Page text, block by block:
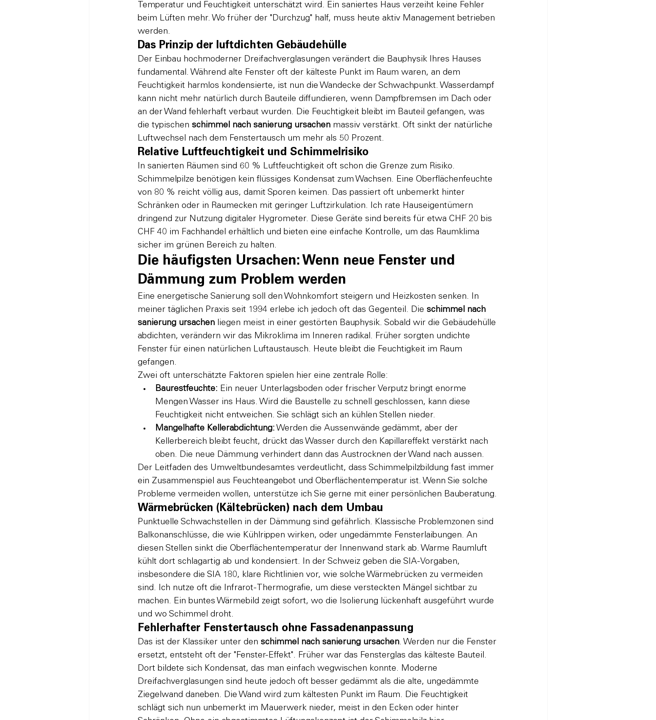
Temperatur und Feuchtigkeit unterschätzt wird. Ein saniertes Haus verzeiht keine Fehler
beim Lüften mehr. Wo früher der "Durchzug" half, muss heute aktiv Management betrieben
werden.
Das Prinzip der luftdichten Gebäudehülle
Der Einbau hochmoderner Dreifachverglasungen verändert die Bauphysik Ihres Hauses
fundamental. Während alte Fenster oft der kälteste Punkt im Raum waren, an dem
Feuchtigkeit harmlos kondensierte, ist nun die Wandecke der Schwachpunkt. Wasserdampf
kann nicht mehr natürlich durch Bauteile diffundieren, wenn Dampfbremsen im Dach oder
an der Wand fehlerhaft verbaut wurden. Die Feuchtigkeit bleibt im Bauteil gefangen, was
die typischen schimmel nach sanierung ursachen massiv verstärkt. Oft sinkt der natürliche
Luftwechsel nach dem Fenstertausch um mehr als 50 Prozent.
Relative Luftfeuchtigkeit und Schimmelrisiko
In sanierten Räumen sind 60 % Luftfeuchtigkeit oft schon die Grenze zum Risiko.
Schimmelpilze benötigen kein flüssiges Kondensat zum Wachsen. Eine Oberflächenfeuchte
von 80 % reicht völlig aus, damit Sporen keimen. Das passiert oft unbemerkt hinter
Schränken oder in Raumecken mit geringer Luftzirkulation. Ich rate Hauseigentümern
dringend zur Nutzung digitaler Hygrometer. Diese Geräte sind bereits für etwa CHF 20 bis
CHF 40 im Fachhandel erhältlich und bieten eine einfache Kontrolle, um das Raumklima
sicher im grünen Bereich zu halten.
Die häufigsten Ursachen: Wenn neue Fenster und
Dämmung zum Problem werden
Eine energetische Sanierung soll den Wohnkomfort steigern und Heizkosten senken. In
meiner täglichen Praxis seit 1994 erlebe ich jedoch oft das Gegenteil. Die schimmel nach
sanierung ursachen liegen meist in einer gestörten Bauphysik. Sobald wir die Gebäudehülle
abdichten, verändern wir das Mikroklima im Inneren radikal. Früher sorgten undichte
Fenster für einen natürlichen Luftaustausch. Heute bleibt die Feuchtigkeit im Raum
gefangen.
Zwei oft unterschätzte Faktoren spielen hier eine zentrale Rolle:
Baurestfeuchte: Ein neuer Unterlagsboden oder frischer Verputz bringt enorme
Mengen Wasser ins Haus. Wird die Baustelle zu schnell geschlossen, kann diese
Feuchtigkeit nicht entweichen. Sie schlägt sich an kühlen Stellen nieder.
Mangelhafte Kellerabdichtung: Werden die Aussenwände gedämmt, aber der
Kellerbereich bleibt feucht, drückt das Wasser durch den Kapillareffekt verstärkt nach
oben. Die neue Dämmung verhindert dann das Austrocknen der Wand nach aussen.
Der Leitfaden des Umweltbundesamtes verdeutlicht, dass Schimmelpilzbildung fast immer
ein Zusammenspiel aus Feuchteangebot und Oberflächentemperatur ist. Wenn Sie solche
Probleme vermeiden wollen, unterstütze ich Sie gerne mit einer persönlichen Bauberatung.
Wärmebrücken (Kältebrücken) nach dem Umbau
Punktuelle Schwachstellen in der Dämmung sind gefährlich. Klassische Problemzonen sind
Balkonanschlüsse, die wie Kühlrippen wirken, oder ungedämmte Fensterlaibungen. An
diesen Stellen sinkt die Oberflächentemperatur der Innenwand stark ab. Warme Raumluft
kühlt dort schlagartig ab und kondensiert. In der Schweiz geben die SIA-Vorgaben,
insbesondere die SIA 180, klare Richtlinien vor, wie solche Wärmebrücken zu vermeiden
sind. Ich nutze oft die Infrarot-Thermografie, um diese versteckten Mängel sichtbar zu
machen. Ein buntes Wärmebild zeigt sofort, wo die Isolierung lückenhaft ausgeführt wurde
und wo Schimmel droht.
Fehlerhafter Fenstertausch ohne Fassadenanpassung
Das ist der Klassiker unter den schimmel nach sanierung ursachen. Werden nur die Fenster
ersetzt, entsteht oft der "Fenster-Effekt". Früher war das Fensterglas das kälteste Bauteil.
Dort bildete sich Kondensat, das man einfach wegwischen konnte. Moderne
Dreifachverglasungen sind heute jedoch oft besser gedämmt als die alte, ungedämmte
Ziegelwand daneben. Die Wand wird zum kältesten Punkt im Raum. Die Feuchtigkeit
schlägt sich nun unbemerkt im Mauerwerk nieder, meist in den Ecken oder hinter